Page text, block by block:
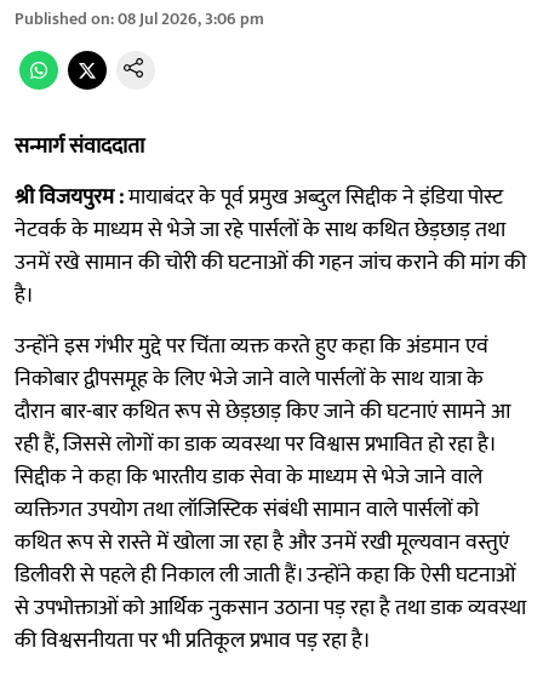
Published on:08 Jul 2026, 3:06 pm
सन्मार्ग संवाददाता
श्री विजयपुरम :मायाबंदर के पूर्व प्रमुख अब्दुल सिद्दीक ने इंडिया पोस्ट
नेटवर्क के माध्यम से भेजे जा रहे पार्सलों के साथ कथित छेड़छाड़ तथा
उनमें रखे सामान की चोरी की घटनाओं की गहन जांच कराने की मांग की
है।
उन्होंने इस गंभीर मुद्दे पर चिंता व्यक्त करते हुए कहा कि अंडमान एवं
निकोबार द्वीपसमूह के लिए भेजे जाने वाले पार्सलों के साथ यात्रा के
दौरान बार-बार कथित रूप से छेड़छाड़ किए जाने की घटनाएं सामने आ
रही हैं, जिससे लोगों का डाक व्यवस्था पर विश्वास प्रभावित हो रहा है।
सिद्दीक ने कहा कि भारतीय डाक सेवा के माध्यम से भेजे जाने वाले
व्यक्तिगत उपयोग तथा लॉजिस्टिक संबंधी सामान वाले पार्सलों को
कथित रूप से रास्ते में खोला जा रहा है और उनमें रखी मूल्यवान वस्तुएं
डिलीवरी से पहले ही निकाल ली जाती हैं। उन्होंने कहा कि ऐसी घटनाओं
से उपभोक्ताओं को आर्थिक नुकसान उठाना पड़ रहा है तथा डाक व्यवस्था
की विश्वसनीयता पर भी प्रतिकूल प्रभाव पड़ रहा है।